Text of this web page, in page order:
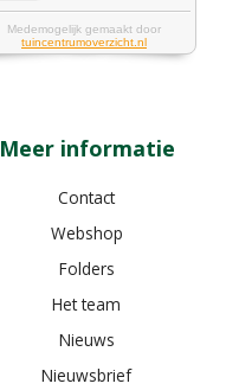
Meer informatie
Contact
Webshop
Folders
Het team
Nieuws
Nieuwsbrief